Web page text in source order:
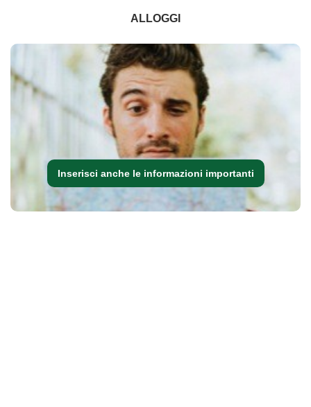
ALLOGGI
Inserisci anche le informazioni importanti